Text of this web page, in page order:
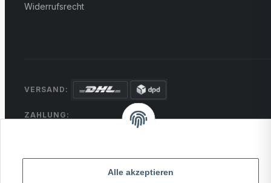
Alle akzeptieren
Widerrufsrecht
VERSAND:
ZAHLUNG:
MasterCard
* Alle Preise inkl. gesetzlicher USt., zzgl.Versand